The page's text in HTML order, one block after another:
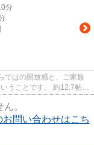
分
ではの開放感と、ご家族
す。 約12.7帖の
。
問い合わせはこち